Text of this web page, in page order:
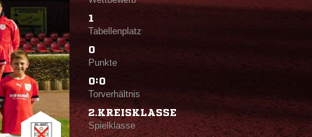
1
Tabellenplatz
0
Punkte
0:0
Torverhältnis
2.KREISKLASSE
Spielklasse